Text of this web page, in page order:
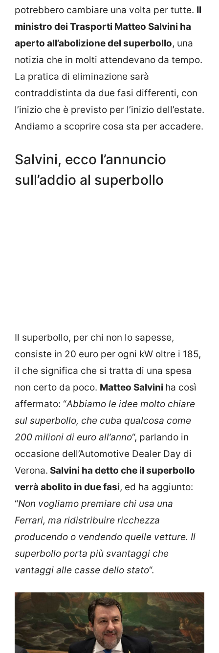
potrebbero cambiare una volta per tutte. Il
ministro dei Trasporti Matteo Salvini ha
aperto all’abolizione del superbollo, una
notizia che in molti attendevano da tempo.
La pratica di eliminazione sarà
contraddistinta da due fasi differenti, con
l’inizio che è previsto per l’inizio dell’estate.
Andiamo a scoprire cosa sta per accadere.
Salvini, ecco l’annuncio
sull’addio al superbollo
Il superbollo, per chi non lo sapesse,
consiste in 20 euro per ogni kW oltre i 185,
il che significa che si tratta di una spesa
non certo da poco. Matteo Salvini ha così
affermato: “Abbiamo le idee molto chiare
sul superbollo, che cuba qualcosa come
200 milioni di euro all’anno“, parlando in
occasione dell’Automotive Dealer Day di
Verona. Salvini ha detto che il superbollo
verrà abolito in due fasi, ed ha aggiunto:
“Non vogliamo premiare chi usa una
Ferrari, ma ridistribuire ricchezza
producendo o vendendo quelle vetture. Il
superbollo porta più svantaggi che
vantaggi alle casse dello stato“.